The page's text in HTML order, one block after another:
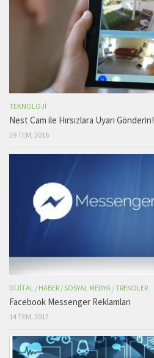
TEKNOLOJI
Nest Cam ile Hırsızlara Uyarı Gönderin!
29 TEM, 2016
DIJITAL / HABER /SOSYAL MEDYA /TRENDLER
Facebook Messenger Reklamları
14 TEM, 2017